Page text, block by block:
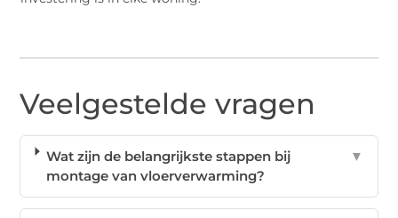
Veelgestelde vragen
Wat zijn de belangrijkste stappen bij
montage van vloerverwarming?
▼